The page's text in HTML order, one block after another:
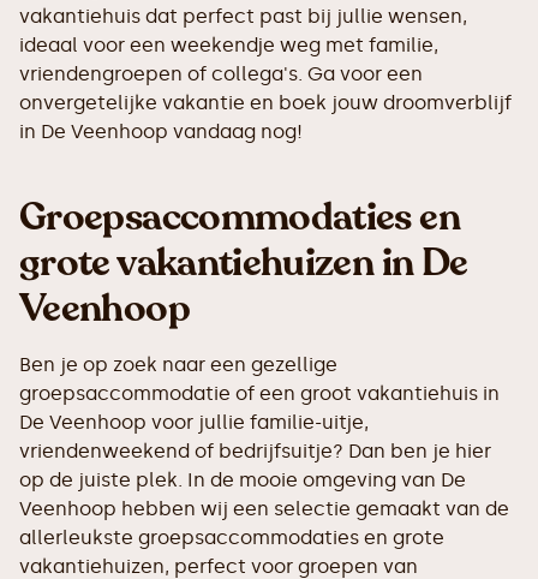
vakantiehuis dat perfect past bij jullie wensen,
ideaal voor een weekendje weg met familie,
vriendengroepen of collega's. Ga voor een
onvergetelijke vakantie en boek jouw droomverblijf
in De Veenhoop vandaag nog!
Groepsaccommodaties en
grote vakantiehuizen in De
Veenhoop
Ben je op zoek naar een gezellige
groepsaccommodatie of een groot vakantiehuis in
De Veenhoop voor jullie familie-uitje,
vriendenweekend of bedrijfsuitje? Dan ben je hier
op de juiste plek. In de mooie omgeving van De
Veenhoop hebben wij een selectie gemaakt van de
allerleukste groepsaccommodaties en grote
vakantiehuizen, perfect voor groepen van